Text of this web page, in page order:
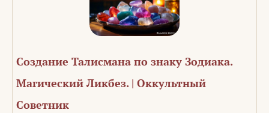
Создание Талисмана по знаку Зодиака.
Магический Ликбез. | Оккультный
Советник